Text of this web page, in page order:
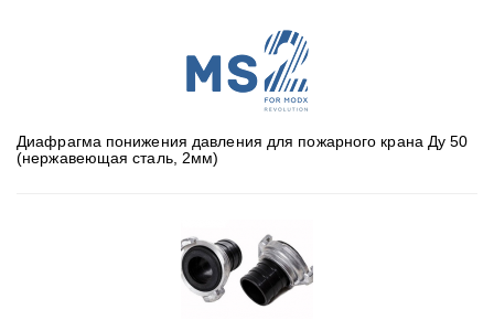
Диафрагма понижения давления для пожарного крана Ду 50
(нержавеющая сталь, 2мм)